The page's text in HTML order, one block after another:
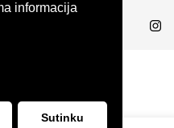
informacija
Sutinku
2025